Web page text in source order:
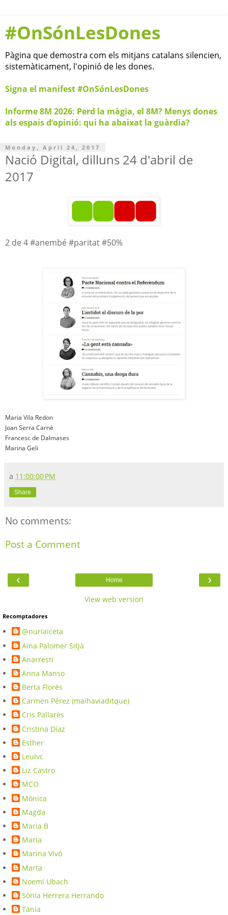
#OnSónLesDones
Pàgina que demostra com els mitjans catalans silencien,
sistemàticament, l'opinió de les dones.
Signa el manifest #OnSónLesDones
Informe 8M 2026: Perd la màgia, el 8M? Menys dones
als espais d’opinió: qui ha abaixat la guàrdia?
Monday, April 24, 2017
Nació Digital, dilluns 24 d'abril de
2017
2 de 4 #anembé #paritat #50%
Maria Vila Redon
Joan Serra Carné
Francesc de Dalmases
Marina Geli
a 11:00:00 PM
Share
No comments:
Post a Comment
‹ ›
Home
View web version
Recomptadores
@nuriaiceta
Aina Palomer Sitjà
Anarresti
Anna Manso
Berta Florés
Carmen Pérez (maihaviaditque)
Cris Pallarès
Cristina Díaz
Esther
Leulvc
Liz Castro
MCO
Mònica
Magda
Maria B
Maria
Marina Vivó
Marta
Noemí Ubach
Sònia Herrera Herrando
Tània